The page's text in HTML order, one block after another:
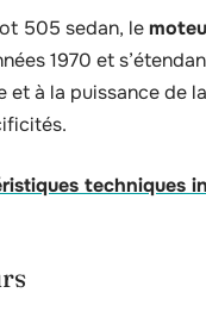
505 sedan, le
1970 et
à la puissance de
techniques